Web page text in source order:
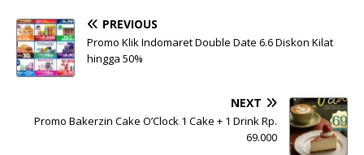
PREVIOUS
Promo Klik Indomaret Double Date 6.6 Diskon Kilat
hingga 50%
NEXT
Promo Bakerzin Cake O’Clock 1 Cake + 1 Drink Rp.
69.000